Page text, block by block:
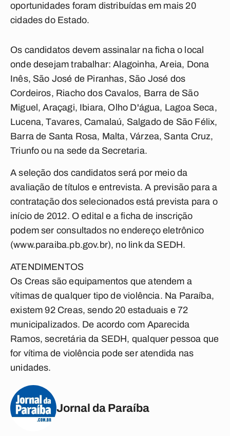
oportunidades foram distribuídas em mais 20
cidades do Estado.
Os candidatos devem assinalar na ficha o local
onde desejam trabalhar: Alagoinha, Areia, Dona
Inês, São José de Piranhas, São José dos
Cordeiros, Riacho dos Cavalos, Barra de São
Miguel, Araçagi, Ibiara, Olho D'água, Lagoa Seca,
Lucena, Tavares, Camalaú, Salgado de São Félix,
Barra de Santa Rosa, Malta, Várzea, Santa Cruz,
Triunfo ou na sede da Secretaria.
A seleção dos candidatos será por meio da
avaliação de títulos e entrevista. A previsão para a
contratação dos selecionados está prevista para o
início de 2012. O edital e a ficha de inscrição
podem ser consultados no endereço eletrônico
(www.paraiba.pb.gov.br), no link da SEDH.
ATENDIMENTOS
Os Creas são equipamentos que atendem a
vítimas de qualquer tipo de violência. Na Paraíba,
existem 92 Creas, sendo 20 estaduais e 72
municipalizados. De acordo com Aparecida
Ramos, secretária da SEDH, qualquer pessoa que
for vítima de violência pode ser atendida nas
unidades.
Jornal da Paraíba